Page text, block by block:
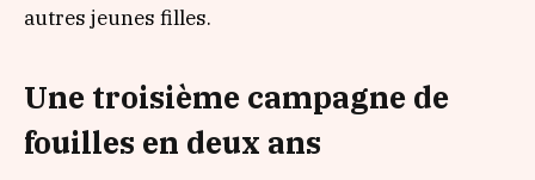
autres jeunes filles.
Une troisième campagne de
fouilles en deux ans